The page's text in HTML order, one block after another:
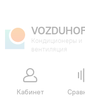
Кондиционеры и
вентиляция
Кабинет